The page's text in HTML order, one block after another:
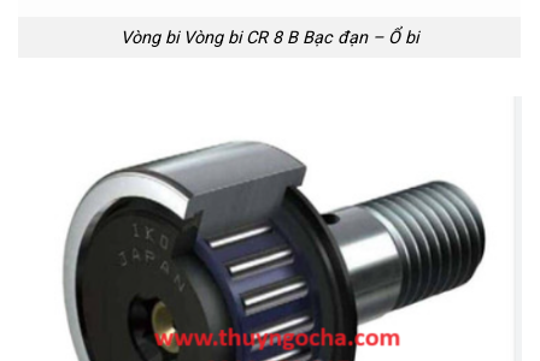
Vòng bi Vòng bi CR 8 B Bạc đạn – Ổ bi